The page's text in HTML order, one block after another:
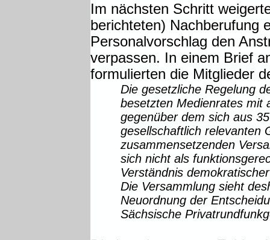
Im nächsten Schritt
berichteten) Nachberufung
Personalvorschlag den
verpassen. In einem Brief
formulierten die Mitglieder
Die gesetzliche Regelung
besetzten Medienrates mit
gegenüber dem sich aus
gesellschaftlich relevanten
zusammensetzenden
sich nicht als
Verständnis
Die Versammlung sieht
Neuordnung der
Sächsische